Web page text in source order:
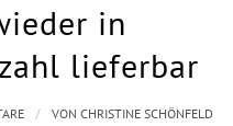
in
lieferbar
/ VONCHRISTINE SCHÖNFELD